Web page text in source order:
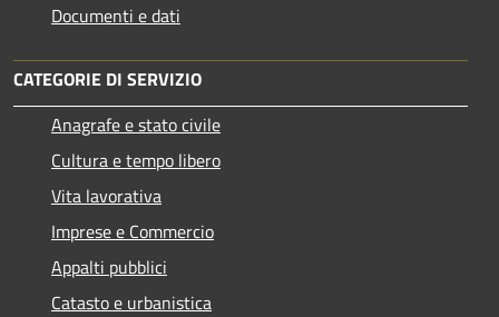
Documenti e dati
CATEGORIE DI SERVIZIO
Anagrafe e stato civile
Cultura e tempo libero
Vita lavorativa
Imprese e Commercio
Appalti pubblici
Catasto e urbanistica